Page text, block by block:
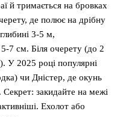
й тримається на бровках
де полює на дрібну
3-5 м,
7 см. Біля очерету (до 2
У 2025 році популярні
чи Дністер, де окунь
закидайте на межі
Ехолот або